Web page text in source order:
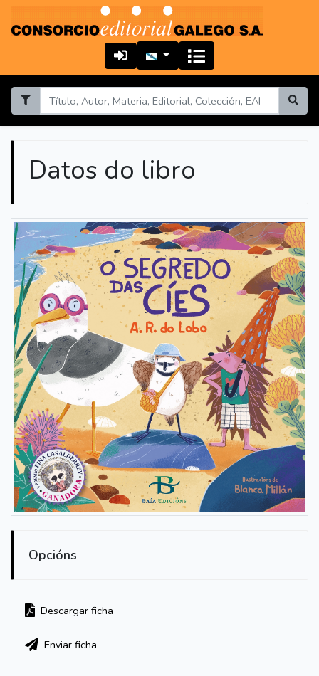
Datos do libro
Opcións
Descargar ficha
Enviar ficha